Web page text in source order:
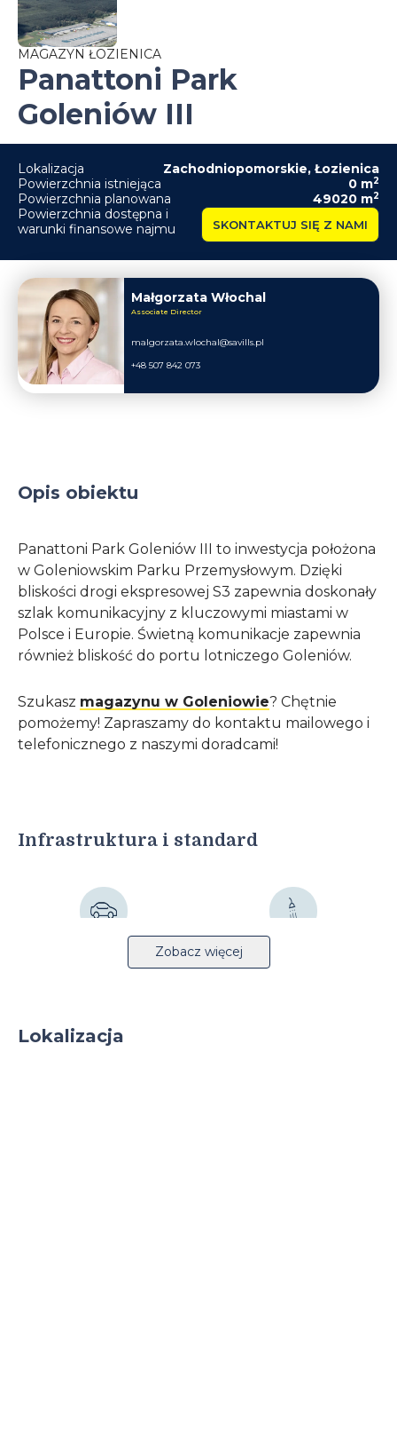
MAGAZYN ŁOZIENICA
Panattoni Park
Goleniów III
Lokalizacja Zachodniopomorskie, Łozienica
Powierzchnia istniejąca
0 m2
Powierzchnia planowana 49020 m2
Powierzchnia dostępna i
warunki finansowe najmu
SKONTAKTUJ SIĘ Z NAMI
Małgorzata Włochal
Associate Director
malgorzata.wlochal@savills.pl
+48 507 842 073
Opis obiektu
Panattoni Park Goleniów III to inwestycja położona
w Goleniowskim Parku Przemysłowym. Dzięki
bliskości drogi ekspresowej S3 zapewnia doskonały
szlak komunikacyjny z kluczowymi miastami w
Polsce i Europie. Świetną komunikacje zapewnia
również bliskość do portu lotniczego Goleniów.
Szukasz magazynu w Goleniowie? Chętnie
pomożemy! Zapraszamy do kontaktu mailowego i
telefonicznego z naszymi doradcami!
Infrastruktura i standard
Autostrada 4km Tryskacze
Lekka produkcja
Zobacz więcej
Lokalizacja